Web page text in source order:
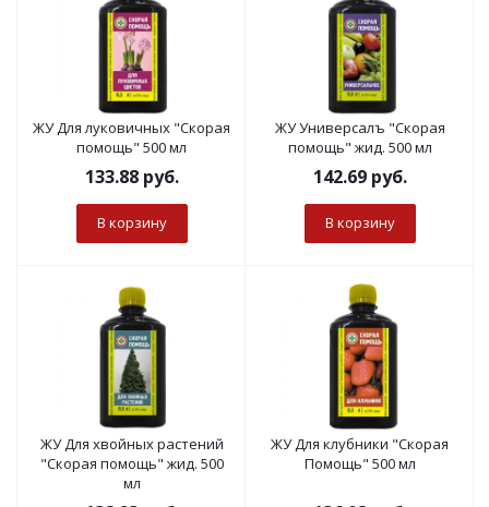
ЖУ Для луковичных "Скорая
помощь" 500 мл
133.88руб.
В корзину
ЖУ Универсалъ "Скорая
помощь" жид. 500 мл
142.69руб.
В корзину
ЖУ Для хвойных растений
"Скорая помощь" жид. 500
мл
ЖУ Для клубники "Скорая
Помощь" 500 мл